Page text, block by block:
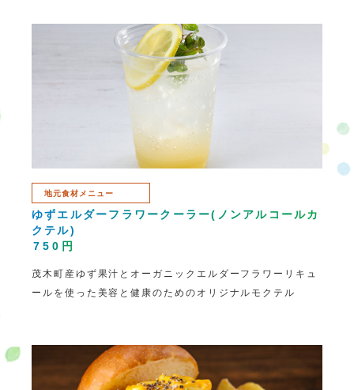
地元食材メニュー
ゆずエルダーフラワークーラー(ノンアルコールカ
クテル)
750円
茂木町産ゆず果汁とオーガニックエルダーフラワーリキュ
ールを使った美容と健康のためのオリジナルモクテル